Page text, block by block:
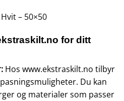
– 50×50
for ditt
Hos www.ekstraskilt.no tilbyr
Du kan
og materialer som passer